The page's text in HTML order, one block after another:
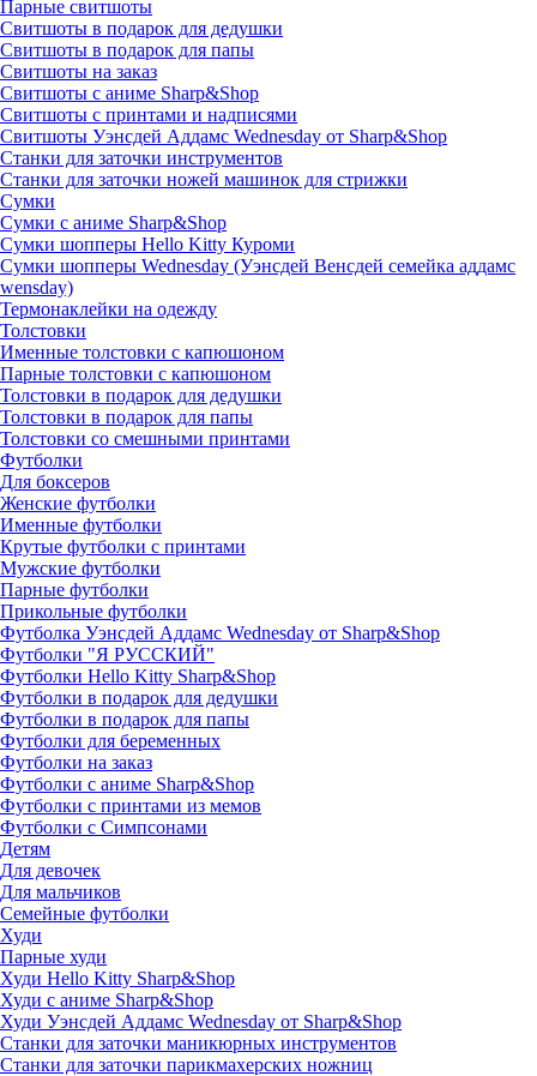
Парные свитшоты
Свитшоты в подарок для дедушки
Свитшоты в подарок для папы
Свитшоты на заказ
Свитшоты с аниме Sharp&Shop
Свитшоты с принтами и надписями
Свитшоты Уэнсдей Аддамс Wednesday от Sharp&Shop
Станки для заточки инструментов
Станки для заточки ножей машинок для стрижки
Сумки
Сумки с аниме Sharp&Shop
Сумки шопперы Hello Kitty Куроми
Сумки шопперы Wednesday (Уэнсдей Венсдей семейка аддамс
wensday)
Термонаклейки на одежду
Толстовки
Именные толстовки с капюшоном
Парные толстовки с капюшоном
Толстовки в подарок для дедушки
Толстовки в подарок для папы
Толстовки со смешными принтами
Футболки
Для боксеров
Женские футболки
Именные футболки
Крутые футболки с принтами
Мужские футболки
Парные футболки
Прикольные футболки
Футболка Уэнсдей Аддамс Wednesday от Sharp&Shop
Футболки "Я РУССКИЙ"
Футболки Hello Kitty Sharp&Shop
Футболки в подарок для дедушки
Футболки в подарок для папы
Футболки для беременных
Футболки на заказ
Футболки с аниме Sharp&Shop
Футболки с принтами из мемов
Футболки с Симпсонами
Детям
Для девочек
Для мальчиков
Семейные футболки
Худи
Парные худи
Худи Hello Kitty Sharp&Shop
Худи с аниме Sharp&Shop
Худи Уэнсдей Аддамс Wednesday от Sharp&Shop
Станки для заточки маникюрных инструментов
Станки для заточки парикмахерских ножниц